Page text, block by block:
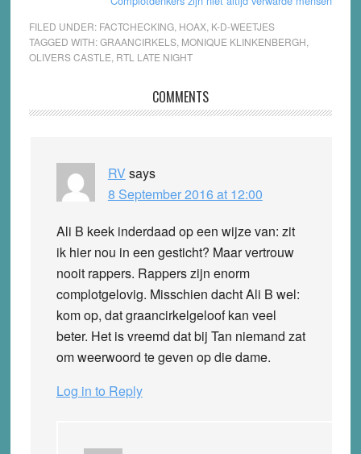
FILED UNDER: FACTCHECKING, HOAX, K-D-WEETJES
TAGGED WITH:GRAANCIRKELS, MONIQUE KLINKENBERGH
OLIVERS CASTLE RTL LATE NIGHT
Interactions
COMMENTS
RV says
8 September 2016 at 12:00
Ali B keek inderdaad op een wijze van: zit
ik hier nou in een gesticht? Maar vertrouw
nooit rappers. Rappers zijn enorm
complotgelovig. Misschien dacht Ali B wel:
kom op, dat graancirkelgeloof kan veel
beter. Het is vreemd dat bij Tan niemand zat
om weerwoord te geven op die dame.
Log in to Reply